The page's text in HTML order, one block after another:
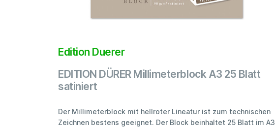
Edition Duerer
EDITION DÜRER Millimeterblock A3 25 Blatt
satiniert
Der Millimeterblock mit hellroter Lineatur ist zum technischen
Zeichnen bestens geeignet. Der Block beinhaltet 25 Blatt im A3